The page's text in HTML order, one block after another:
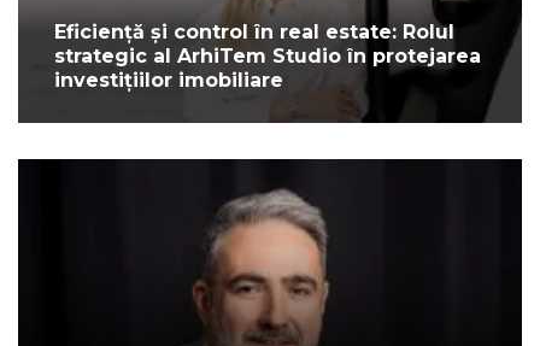
Eficiență și control în real estate: Rolul
strategic al ArhiTem Studio în protejarea
investițiilor imobiliare